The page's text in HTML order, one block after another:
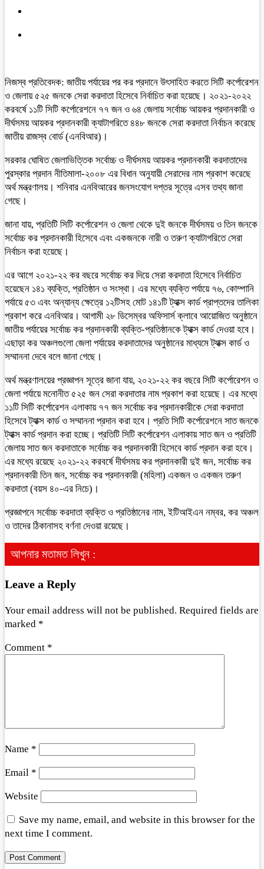
নিজস্ব প্রতিবেদক: জাতীয় পর্যায়ের পর কর প্রদানে উৎসাহিত করতে সিটি কর্পোরেশন
ও জেলায় ৫২৫ জনকে সেরা করদাতা হিসেবে নির্বাচিত করা হয়েছে। ২০২১-২০২২
করবর্ষে ১১টি সিটি কর্পোরেশনে ৭৭ জন ও ৬৪ জেলায় সর্বোচ্চ আয়কর প্রদানকারী ও
দীর্ঘসময় আয়কর প্রদানকারী ক্যাটাগরিতে ৪৪৮ জনকে সেরা করদাতা নির্বাচন করেছে
জাতীয় রাজস্ব বোর্ড (এনবিআর)।
সরকার ঘোষিত জেলাভিত্তিক সর্বোচ্চ ও দীর্ঘসময় আয়কর প্রদানকারী করদাতাদের
পুরস্কার প্রদান নীতিমালা-২০০৮ এর বিধান অনুযায়ী সেরাদের নাম প্রকাশ করেছে
অর্থ মন্ত্রণালয়। শনিবার এনবিআরের জনসংযোগ দপ্তর সূত্রে এসব তথ্য জানা
গেছে।
জানা যায়, প্রতিটি সিটি কর্পোরেশন ও জেলা থেকে দুই জনকে দীর্ঘসময় ও তিন জনকে
সর্বোচ্চ কর প্রদানকারী হিসেবে এবং একজনকে নারী ও তরুণ ক্যাটাগরিতে সেরা
নির্বাচন করা হয়েছে।
এর আগে ২০২১-২২ কর বছরে সর্বোচ্চ কর দিয়ে সেরা করদাতা হিসেবে নির্বাচিত
হয়েছেন ১৪১ ব্যক্তি, প্রতিষ্ঠান ও সংস্থা। এর মধ্যে ব্যক্তি পর্যায়ে ৭৬, কোম্পানি
পর্যায়ে ৫৩ এবং অন্যান্য ক্ষেত্রে ১২টিসহ মোট ১৪১টি ট্যাক্স কার্ড প্রাপ্তদের তালিকা
প্রকাশ করে এনবিআর। আগামী ২৮ ডিসেম্বর অফিসার্স ক্লাবে আয়োজিত অনুষ্ঠানে
জাতীয় পর্যায়ের সর্বোচ্চ কর প্রদানকারী ব্যক্তি-প্রতিষ্ঠানকে ট্যাক্স কার্ড দেওয়া হবে।
এছাড়া কর অঞ্চলগুলো জেলা পর্যায়ের করদাতাদের অনুষ্ঠানের মাধ্যমে ট্যাক্স কার্ড ও
সম্মাননা দেবে বলে জানা গেছে।
অর্থ মন্ত্রণালয়ের প্রজ্ঞাপন সূত্রে জানা যায়, ২০২১-২২ কর বছরে সিটি কর্পোরেশন ও
জেলা পর্যায়ে মনোনীত ৫২৫ জন সেরা করদাতার নাম প্রকাশ করা হয়েছে। এর মধ্যে
১১টি সিটি কর্পোরেশন এলাকায় ৭৭ জন সর্বোচ্চ কর প্রদানকারীকে সেরা করদাতা
হিসেবে ট্যাক্স কার্ড ও সম্মাননা প্রদান করা হবে। প্রতি সিটি কর্পোরেশনে সাত জনকে
ট্যাক্স কার্ড প্রদান করা হচ্ছে। প্রতিটি সিটি কর্পোরেশন এলাকায় সাত জন ও প্রতিটি
জেলায় সাত জন করদাতাকে সর্বোচ্চ কর প্রদানকারী হিসেবে কার্ড প্রদান করা হবে।
এর মধ্যে রয়েছে ২০২১-২২ করবর্ষে দীর্ঘসময় কর প্রদানকারী দুই জন, সর্বোচ্চ কর
প্রদানকারী তিন জন, সর্বোচ্চ কর প্রদানকারী (মহিলা) একজন ও একজন তরুণ
করদাতা (বয়স ৪০-এর নিচে)।
প্রজ্ঞাপনে সর্বোচ্চ করদাতা ব্যক্তি ও প্রতিষ্ঠানের নাম, ইটিআইএন নম্বর, কর অঞ্চল
ও তাদের ঠিকানাসহ বর্ণনা দেওয়া রয়েছে।
আপনার মতামত লিখুন :
Leave a Reply
Your email address will not be published. Required fields are
marked *
Comment *
Name *
Email *
Website
Save my name, email, and website in this browser for the
next time I comment.